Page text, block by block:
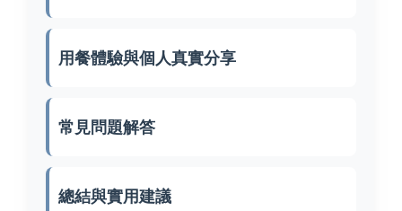
用餐體驗與個人真實分享
常見問題解答
總結與實用建議